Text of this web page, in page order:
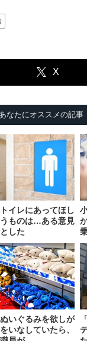
X
なたにオススメの記事
イレにあってほし
ものは…ある意見
した
いぐるみを欲しが
いなしていたら、